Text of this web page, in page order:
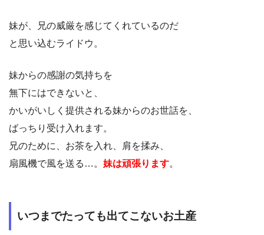
妹が、兄の威厳を感じてくれているのだ
と思い込むライドウ。
妹からの感謝の気持ちを
無下にはできないと、
かいがいしく提供される妹からのお世話を、
ばっちり受け入れます。
兄のために、お茶を入れ、肩を揉み、
扇風機で風を送る…。 妹は頑張ります。
いつまでたっても出てこないお土産